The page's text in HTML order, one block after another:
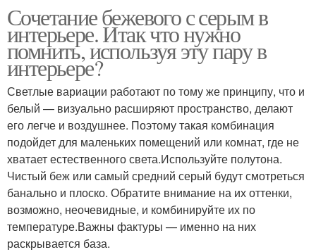
Сочетание бежевого с серым в
интерьере. Итак что нужно
помнить, используя эту пару в
интерьере?
Светлые вариации работают по тому же принципу, что и
белый — визуально расширяют пространство, делают
его легче и воздушнее. Поэтому такая комбинация
подойдет для маленьких помещений или комнат, где не
хватает естественного света.Используйте полутона.
Чистый беж или самый средний серый будут смотреться
банально и плоско. Обратите внимание на их оттенки,
возможно, неочевидные, и комбинируйте их по
температуре.Важны фактуры — именно на них
раскрывается база.